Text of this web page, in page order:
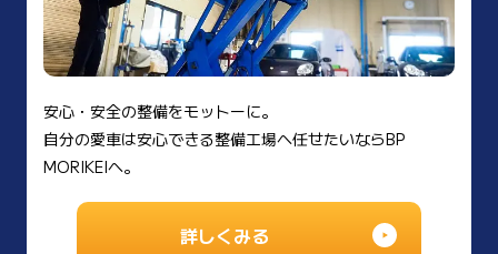
安心・安全の整備をモットーに。
自分の愛車は安心できる整備工場へ任せたいならBP
MORIKEIへ。
詳しくみる